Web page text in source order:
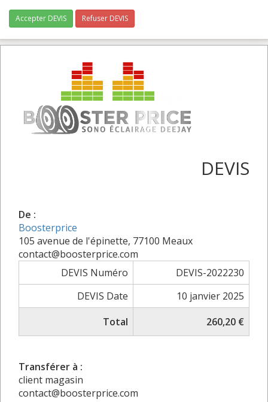
Accepter DEVIS Refuser DEVIS
DEVIS
De :
Boosterprice
105 avenue de l'épinette, 77100 Meaux
contact@boosterprice.com
DEVIS Numéro
DEVIS-2022230
DEVIS Date
10 janvier 2025
Total
260,20 €
Transférer à :
client magasin
contact@boosterprice.com